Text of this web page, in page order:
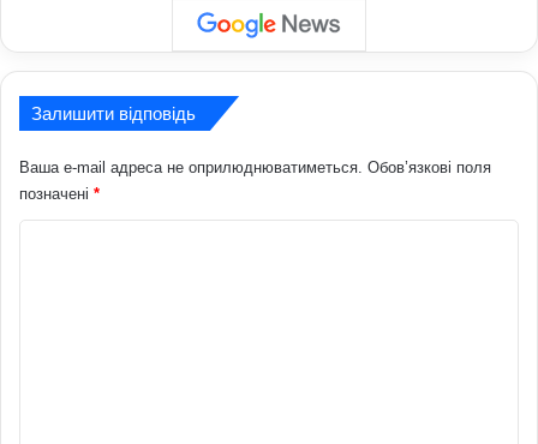
Залишити відповідь
Ваша e-mail адреса не оприлюднюватиметься. Обов’язкові поля
позначені *